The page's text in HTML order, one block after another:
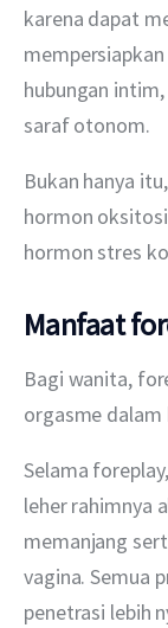
karena dapat
hubungan
saraf otonom.
Bukan hanya
hormon
hormon stres
Manfaat
Bagi wanita,
orgasme dalam
Selama
leher rahimnya
memanjang
vagina. Semua
penetrasi lebih